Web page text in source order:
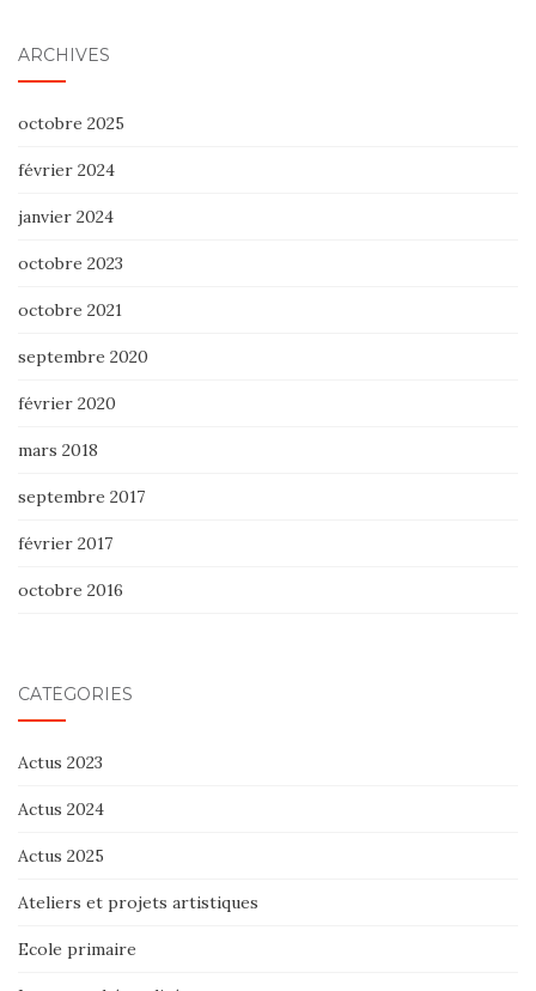
ARCHIVES
octobre 2025
février 2024
janvier 2024
octobre 2023
octobre 2021
septembre 2020
février 2020
mars 2018
septembre 2017
février 2017
octobre 2016
CATÉGORIES
Actus 2023
Actus 2024
Actus 2025
Ateliers et projets artistiques
Ecole primaire